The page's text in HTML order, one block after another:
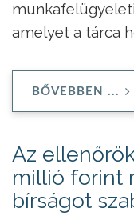
amelyet a tárca
BŐVEBBEN ...
Az
millió forint
bírságot